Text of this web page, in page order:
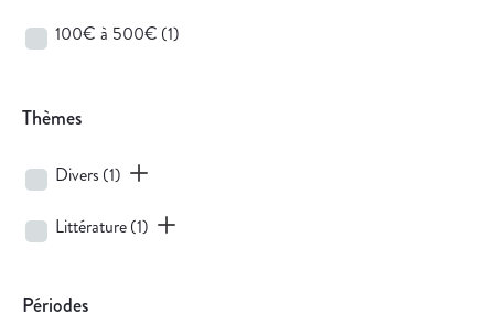
100€ à 500€ (1)
Thèmes
Divers (1)
Littérature(1)
Périodes